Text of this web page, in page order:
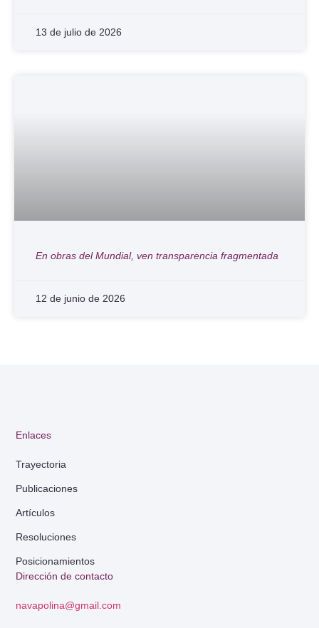
13 de julio de 2026
En obras del Mundial, ven transparencia fragmentada
12 de junio de 2026
Dirección de contacto
navapolina@gmail.com
Enlaces
Trayectoria
Publicaciones
Artículos
Resoluciones
Posicionamientos